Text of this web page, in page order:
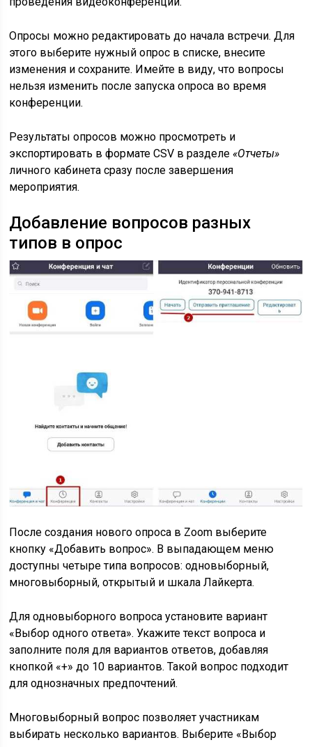
Опросы можно редактировать до начала встречи. Для
этого выберите нужный опрос в списке, внесите
изменения и сохраните. Имейте в виду, что вопросы
нельзя изменить после запуска опроса во время
конференции.
Результаты опросов можно просмотреть и
экспортировать в формате CSV в разделе«Отчеты»
личного кабинета сразу после завершения
мероприятия.
Добавление вопросов разных
типов в опрос
После создания нового опроса в Zoom выберите
кнопку «Добавить вопрос». В выпадающем меню
доступны четыре типа вопросов: одновыборный,
многовыборный, открытый и шкала Лайкерта.
Для одновыборного вопроса установите вариант
«Выбор одного ответа». Укажите текст вопроса и
заполните поля для вариантов ответов, добавляя
кнопкой «+» до 10 вариантов. Такой вопрос подходит
для однозначных предпочтений.
Многовыборный вопрос позволяет участникам
выбирать несколько вариантов. Выберите «Выбор